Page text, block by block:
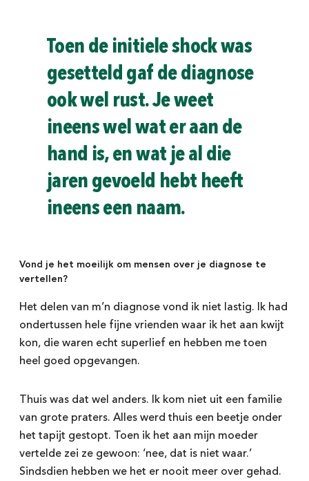
Toen de initiele shock was
gesetteld gaf de diagnose
ook wel rust. Je weet
ineens wel wat er aan de
hand is, en wat je al die
jaren gevoeld hebt heeft
ineens een naam.
Vond je het moeilijk om mensen over je diagnose te
vertellen?
Het delen van m’n diagnose vond ik niet lastig. Ik had
ondertussen hele fijne vrienden waar ik het aan kwijt
kon, die waren echt superlief en hebben me toen
heel goed opgevangen.
Thuis was dat wel anders. Ik kom niet uit een familie
van grote praters. Alles werd thuis een beetje onder
het tapijt gestopt. Toen ik het aan mijn moeder
vertelde zei ze gewoon: ‘nee, dat is niet waar.’
Sindsdien hebben we het er nooit meer over gehad.